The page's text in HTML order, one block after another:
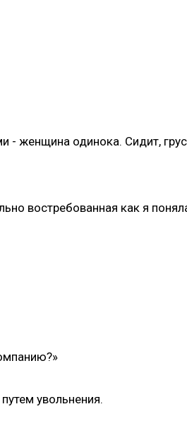
- женщина одинока. Сидит,
востребованная как я
увольнения.